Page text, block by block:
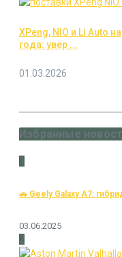
XPeng, NIO и Li Auto
года: увер ...
01.03.2026
Избранные
1
🚗 Geely Galaxy A7:
03.06.2025
2